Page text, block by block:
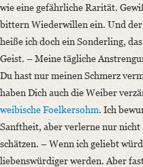
wie eine gefährliche Rarität.
bittern Wiederwillen ein. Und der
heiße ich doch ein Sonderling,
Geist. – Meine tägliche
Du hast nur meinen Schmerz
haben Dich auch die Weiber
weibische Foelkersohm. Ich
Sanftheit, aber verlerne nur nicht
schätzen. – Wenn ich geliebt
liebenswürdiger werden. Aber